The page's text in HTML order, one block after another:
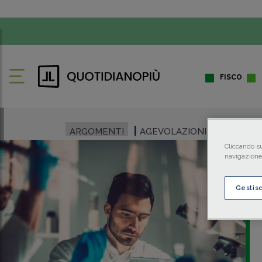
FISCO
ARGOMENTI AGEVOLAZIONI
Cliccando